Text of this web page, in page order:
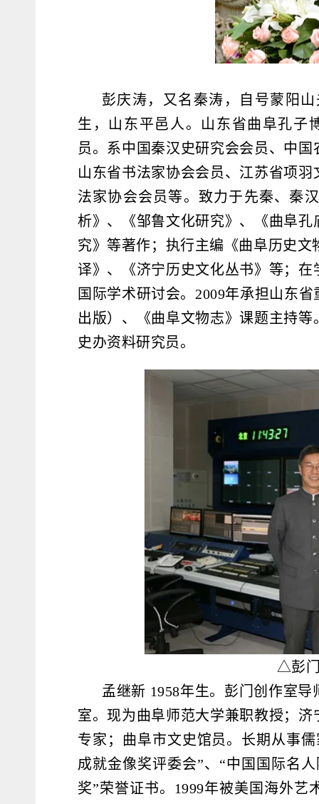
彭庆涛，又名秦涛，自号蒙阳
生，山东平邑人。山东省曲阜孔子
员。系中国秦汉史研究会会员、中
山东省书法家协会会员、江苏省项
法家协会会员等。致力于先秦、秦
析》、《邹鲁文化研究》、《曲阜
究》等著作；执行主编《曲阜历史
译》、《济宁历史文化丛书》等；
国际学术研讨会。2009年承担山东
出版）、《曲阜文物志》课题主持
史办资料研究员。
△彭
孟继新 1958年生。彭门创作室
室。现为曲阜师范大学兼职教授；
专家；曲阜市文史馆员。长期从事
成就金像奖评委会”、“中国国际名
奖”荣誉证书。1999年被美国海外